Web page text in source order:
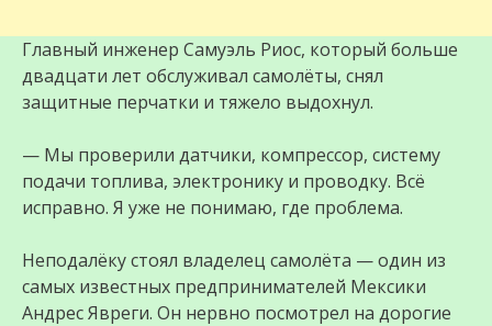
Главный инженер Самуэль Риос, который больше
двадцати лет обслуживал самолёты, снял
защитные перчатки и тяжело выдохнул.
— Мы проверили датчики, компрессор, систему
подачи топлива, электронику и проводку. Всё
исправно. Я уже не понимаю, где проблема.
Неподалёку стоял владелец самолёта — один из
самых известных предпринимателей Мексики
Андрес Явреги. Он нервно посмотрел на дорогие